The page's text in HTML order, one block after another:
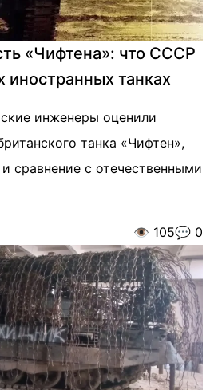
«Чифтена»: что СССР
иностранных танках
инженеры оценили
танка «Чифтен»,
сравнение с отечественными
👁️ 105💬 0